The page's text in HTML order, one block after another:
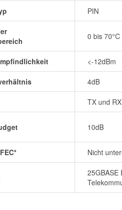
PIN
0 bis
<-12dBm
4dB
TX und RX
10dB
Nicht
25GBASE